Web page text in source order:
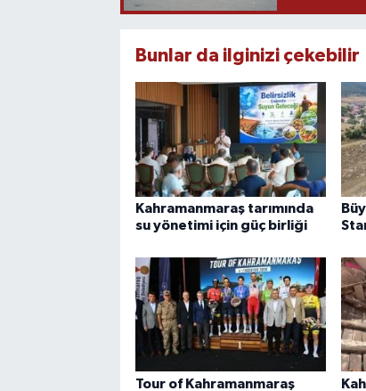
Bunlar da ilginizi çekebilir
Kahramanmaraş tarımında
su yönetimi için güç birliği
Tour of Kahramanmaraş